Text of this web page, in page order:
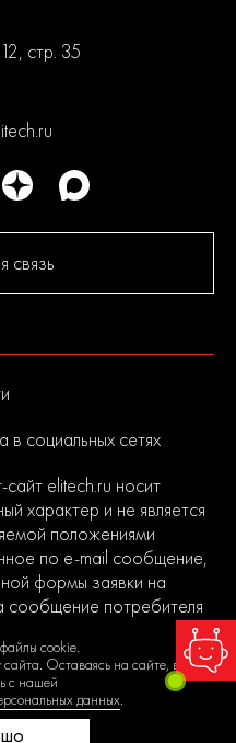
стр. 35
связь
социальных сетях
elitech.ru носит
характер и не является
положениями
по e-mail сообщение,
формы заявки на
сообщение потребителя
cookie.
Оставаясь на сайте, вы
с нашей
данных.